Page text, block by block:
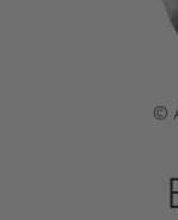
©